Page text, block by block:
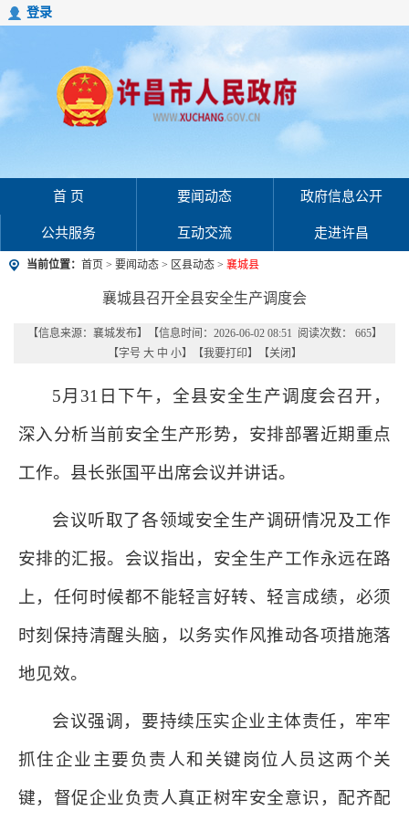
登录
首 页 要闻动态 政府信息公开
公共服务 互动交流 走进许昌
当前位置： 首页 > 要闻动态 > 区县动态 > 襄城县
襄城县召开全县安全生产调度会
【信息来源： 襄城发布】 【信息时间：2026-06-02 08:51 阅读次数： 665】
【字号 大 中 小】【我要打印】【关闭 】
5月31日下午，全县安全生产调度会召开，
深入分析当前安全生产形势，安排部署近期重点
工作。县长张国平出席会议并讲话。
会议听取了各领域安全生产调研情况及工作
安排的汇报。会议指出，安全生产工作永远在路
上，任何时候都不能轻言好转、轻言成绩，必须
时刻保持清醒头脑，以务实作风推动各项措施落
地见效。
会议强调，要持续压实企业主体责任，牢牢
抓住企业主要负责人和关键岗位人员这两个关
键，督促企业负责人真正树牢安全意识，配齐配